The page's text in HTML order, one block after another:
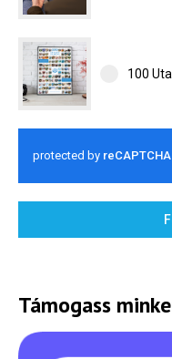
100
Támogass